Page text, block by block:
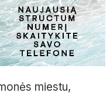
miestu,